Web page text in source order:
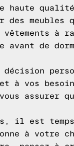
haute
des meubles
à
avant de
à vos
vous assurer
il est
à votre